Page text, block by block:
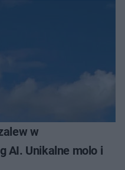
w
AI. Unikalne molo i